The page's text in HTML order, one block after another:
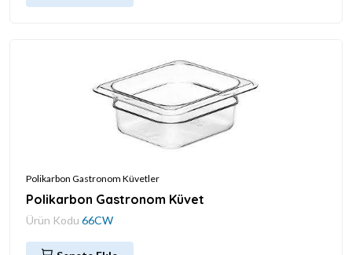
Polikarbon Gastronom Küvetler
Polikarbon Gastronom Küvet
Ürün Kodu 66CW